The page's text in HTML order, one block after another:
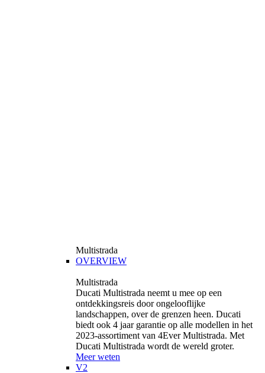
Multistrada
OVERVIEW
Multistrada
Ducati Multistrada neemt u mee op een
ontdekkingsreis door ongelooflijke
landschappen, over de grenzen heen. Ducati
biedt ook 4 jaar garantie op alle modellen in het
2023-assortiment van 4Ever Multistrada. Met
Ducati Multistrada wordt de wereld groter.
Meer weten
V2